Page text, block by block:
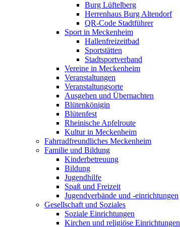
Burg Lüftelberg
Herrenhaus Burg Altendorf
QR-Code Stadtführer
Sport in Meckenheim
Hallenfreizeitbad
Sportstätten
Stadtsportverband
Vereine in Meckenheim
Veranstaltungen
Veranstaltungsorte
Ausgehen und Übernachten
Blütenkönigin
Blütenfest
Rheinische Apfelroute
Kultur in Meckenheim
Fahrradfreundliches Meckenheim
Familie und Bildung
Kinderbetreuung
Bildung
Jugendhilfe
Spaß und Freizeit
Jugendverbände und -einrichtungen
Gesellschaft und Soziales
Soziale Einrichtungen
Kirchen und religiöse Einrichtungen